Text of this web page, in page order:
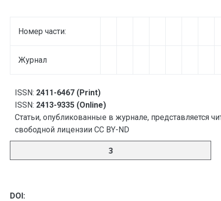
Номер части:
Журнал
ISSN: 2411-6467 (Print)
ISSN: 2413-9335 (Online)
Статьи, опубликованные в журнале, представляется
свободной лицензии CC BY-ND
3
DOI: